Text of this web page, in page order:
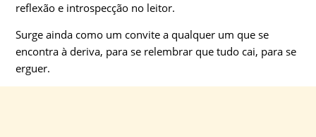
reflexão e introspecção no leitor.
Surge ainda como um convite a qualquer um que se
encontra à deriva, para se relembrar que tudo cai, para se
erguer.